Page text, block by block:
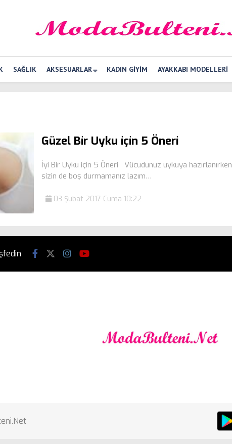
SAĞLIK AKSESUARLAR KADIN GIYIM AYAKKABI MODELLERI
Güzel Bir Uyku için 5 Öneri
İyi Bir Uyku için 5 Öneri Vücudunuz uykuya hazırlanırken
sizin de boş durmamanız lazım…
03 Şubat 2017 Cuma 10:22